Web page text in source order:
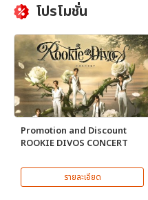
โปรโมชั่น
Promotion and Discount
ROOKIE DIVOS CONCERT
รายละเอียด